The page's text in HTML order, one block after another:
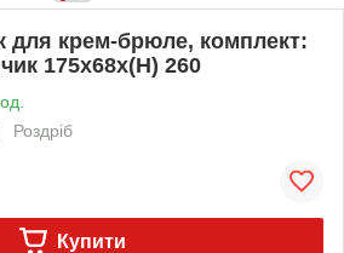
для крем-брюле, комплект:
175x68x(H) 260
Роздріб
Купити